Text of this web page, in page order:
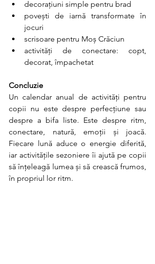
decorațiuni simple pentru brad
povești de iarnă transformate în
jocuri
scrisoare pentru Moș Crăciun
activități de conectare: copt,
decorat, împachetat
Concluzie
Un calendar anual de activități pentru
copii nu este despre perfecțiune sau
despre a bifa liste. Este despre ritm,
conectare, natură, emoții și joacă.
Fiecare lună aduce o energie diferită,
iar activitățile sezoniere îi ajută pe copii
să înțeleagă lumea și să crească frumos,
în propriul lor ritm.